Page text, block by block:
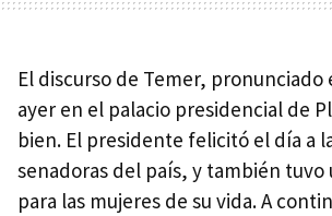
El discurso de Temer, pronunciado
ayer en el palacio presidencial de
bien. El presidente felicitó el día a
senadoras del país, y también
para las mujeres de su vida. A